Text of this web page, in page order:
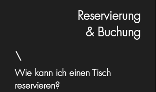
Reservierung
& Buchung
Wie kann ich einen Tisch
reservieren?